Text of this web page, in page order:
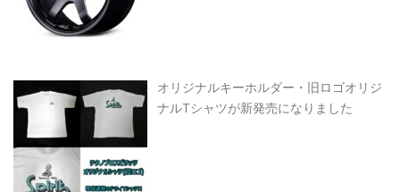
オリジナルキーホルダー・旧ロゴオリジ
ナルTシャツが新発売になりました